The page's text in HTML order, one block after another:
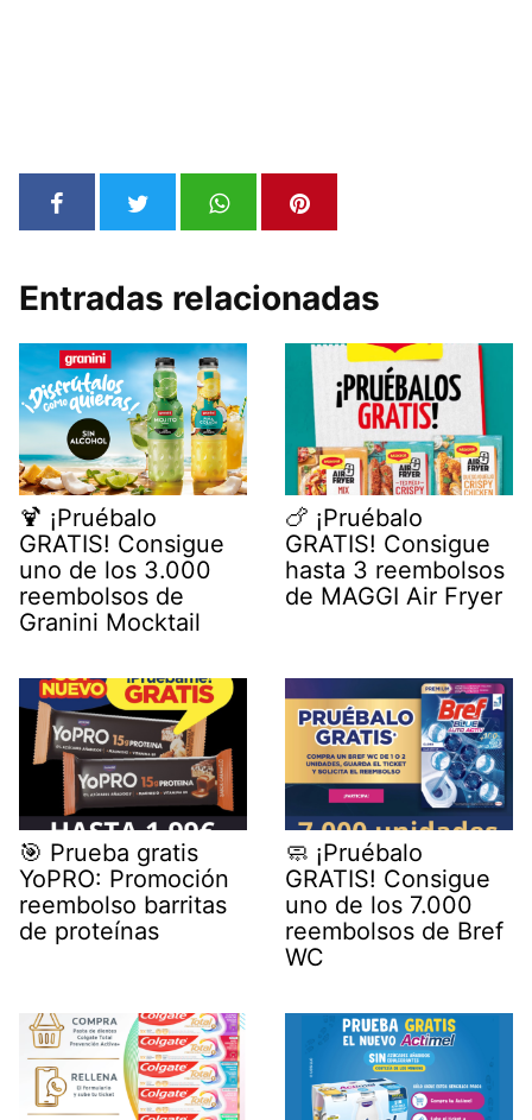
Entradas relacionadas
🍹 ¡Pruébalo
GRATIS! Consigue
uno de los 3.000
reembolsos de
Granini Mocktail
🍗 ¡Pruébalo
GRATIS! Consigue
hasta 3 reembolsos
de MAGGI Air Fryer
🎯 Prueba gratis
YoPRO: Promoción
reembolso barritas
de proteínas
🧼 ¡Pruébalo
GRATIS! Consigue
uno de los 7.000
reembolsos de Bref
WC